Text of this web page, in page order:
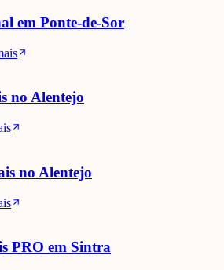
em Ponte-de-Sor
no Alentejo
no Alentejo
PRO em Sintra